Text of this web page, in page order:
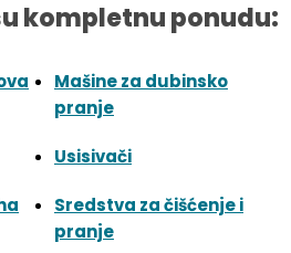
kompletnu ponudu:
Mašine za dubinsko
pranje
Usisivači
Sredstva za čišćenje i
pranje